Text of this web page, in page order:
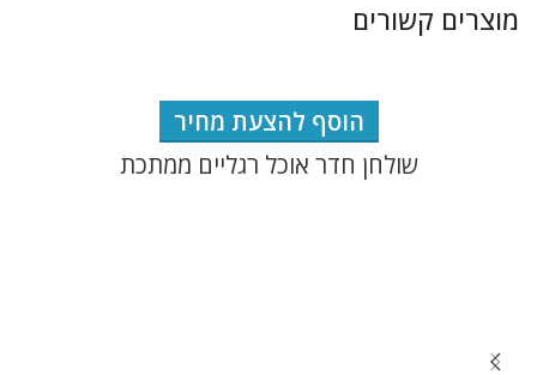
מוצרים קשורים
הוסף להצעת מחיר
שולחן חדר אוכל רגליים ממתכת